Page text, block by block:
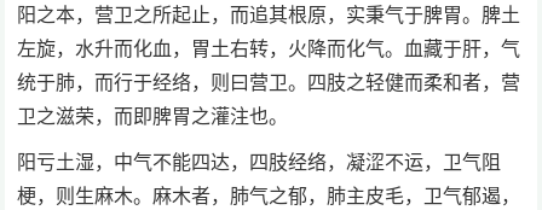
阳之本，营卫之所起止，而追其根原，实秉气于脾胃。脾土
左旋，水升而化血，胃土右转，火降而化气。血藏于肝，气
统于肺，而行于经络，则曰营卫。四肢之轻健而柔和者，营
卫之滋荣，而即脾胃之灌注也。
阳亏土湿，中气不能四达，四肢经络，凝涩不运，卫气阻
梗，则生麻木。麻木者，肺气之郁，肺主皮毛，卫气郁遏，